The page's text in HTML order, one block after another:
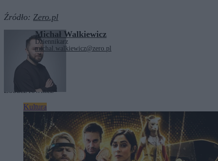
Źródło: Zero.pl
Michał Walkiewicz
Dziennikarz
michal.walkiewicz@zero.pl
Zobacz również
Kultura